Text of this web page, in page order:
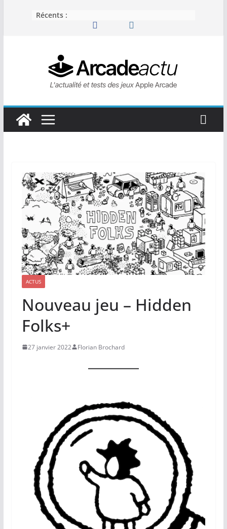
Récents :
ACTUS
Nouveau jeu – Hidden
Folks+
27 janvier 2022 Florian Brochard